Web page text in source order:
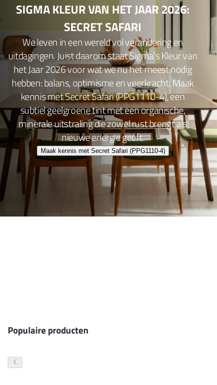
SIGMA KLEUR VAN HET JAAR 2026:
SECRET SAFARI
We leven in een wereld vol verandering en
uitdagingen. Juist daarom staat Sigma’s Kleur van
het Jaar 2026 voor wat we nu het meest nodig
hebben: balans, optimisme en veerkracht. Maak
kennis met Secret Safari (PPG1110-4), een
subtiel geelgroene tint met een organische,
minerale uitstraling die zowel rust brengt als
nieuwe energie geeft.
Maak kennis met Secret Safari (PPG1110-4)
Populaire producten